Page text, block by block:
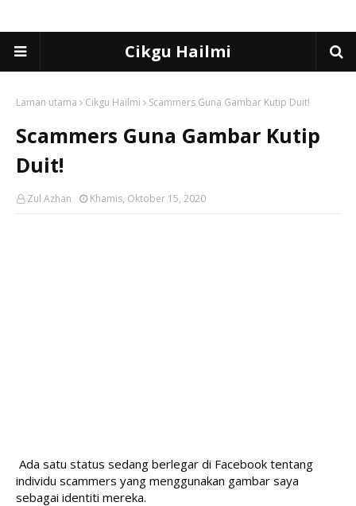
Cikgu Hailmi
Laman utama Cikgu Hailmi Scammers Guna Gambar Kutip Duit!
Scammers Guna Gambar Kutip
Duit!
Zul Azhan Khamis, Oktober 15, 2020
Ada satu status sedang berlegar di Facebook tentang
individu scammers yang menggunakan gambar saya
sebagai identiti mereka.